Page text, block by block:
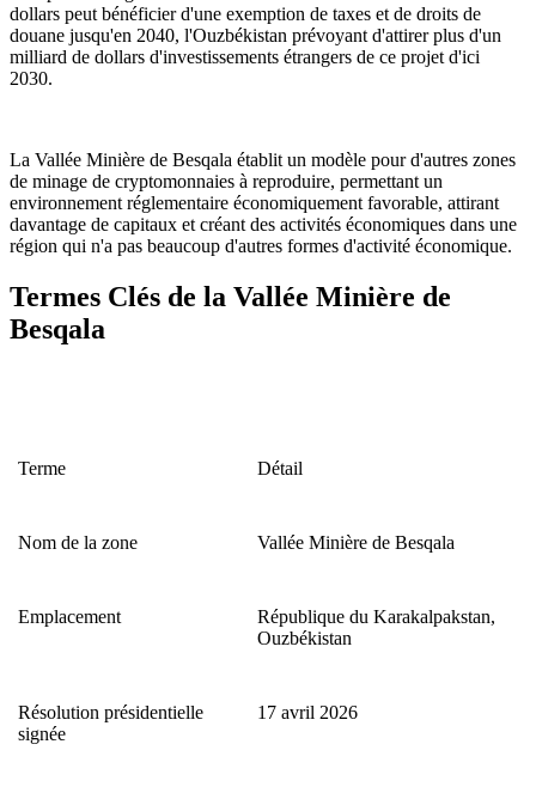
dollars peut bénéficier d'une exemption de taxes et de droits de
douane jusqu'en 2040, l'Ouzbékistan prévoyant d'attirer plus d'un
milliard de dollars d'investissements étrangers de ce projet d'ici
2030.
La Vallée Minière de Besqala établit un modèle pour d'autres zones
de minage de cryptomonnaies à reproduire, permettant un
environnement réglementaire économiquement favorable, attirant
davantage de capitaux et créant des activités économiques dans une
région qui n'a pas beaucoup d'autres formes d'activité économique.
Termes Clés de la Vallée Minière de
Besqala
Terme Détail
Nom de la zone Vallée Minière de Besqala
Emplacement
République du Karakalpakstan,
Ouzbékistan
Résolution présidentielle
signée
17 avril 2026